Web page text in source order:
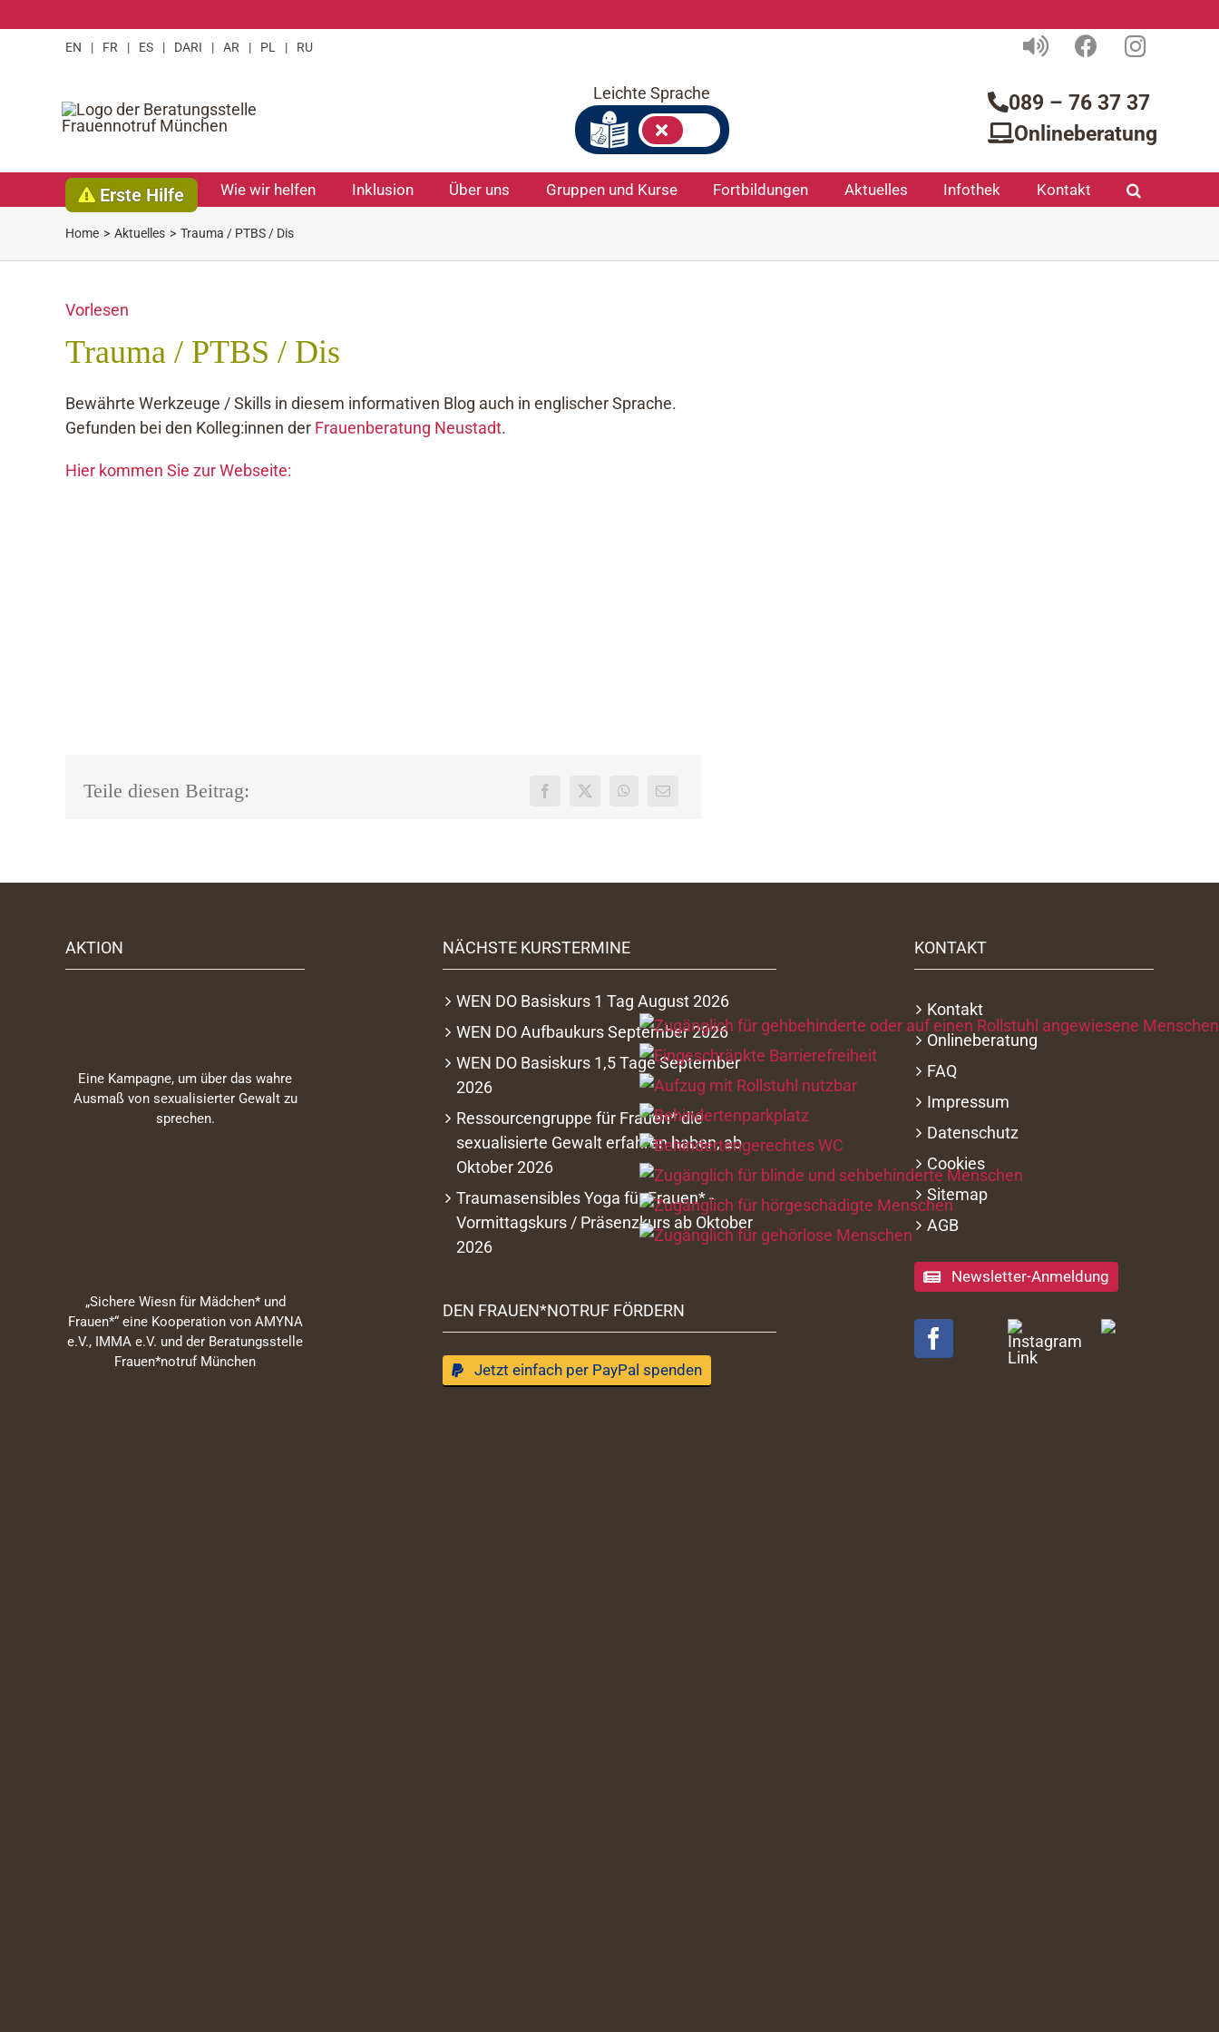
EN | FR | ES | DARI | AR | PL | RU
Leichte Sprache
089 – 76 37 37
Onlineberatung
Erste Hilfe Wie wir helfen Inklusion Über uns Gruppen und Kurse Fortbildungen Aktuelles Infothek Kontakt
Home Aktuelles Trauma / PTBS / Dis
Vorlesen
Trauma / PTBS / Dis
Bewährte Werkzeuge / Skills in diesem informativen Blog auch in englischer Sprache.
Gefunden bei den Kolleg:innen der Frauenberatung Neustadt.
Hier kommen Sie zur Webseite:
Teile diesen Beitrag:
AKTION
Eine Kampagne, um über das wahre
Ausmaß von sexualisierter Gewalt zu
sprechen.
„Sichere Wiesn für Mädchen* und
Frauen*“ eine Kooperation von AMYNA
e.V., IMMA e.V. und der Beratungsstelle
Frauen*notruf München
NÄCHSTE KURSTERMINE
WEN DO Basiskurs 1 Tag August 2026
WEN DO Aufbaukurs September 2026
WEN DO Basiskurs 1,5 Tage September
2026
Ressourcengruppe für Frauen* die
sexualisierte Gewalt erfahren haben, ab
Oktober 2026
Traumasensibles Yoga für Frauen* -
Vormittagskurs / Präsenzkurs ab Oktober
2026
DEN FRAUEN*NOTRUF FÖRDERN
Jetzt einfach per PayPal spenden
KONTAKT
Kontakt
Onlineberatung
FAQ
Impressum
Datenschutz
Cookies
Sitemap
AGB
Newsletter-Anmeldung